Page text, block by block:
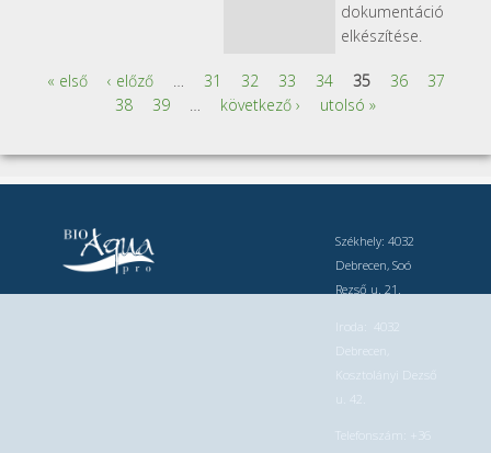
dokumentáció
elkészítése.
Oldalak
« első ‹ előző … 31 32 33 34 35 36
37
38
39 … következő › utolsó »
Székhely: 4032
Debrecen, Soó
Rezső u. 21.
Iroda: 4032
Kosztolányi Dezső
u. 42.
Telefonszám: +36